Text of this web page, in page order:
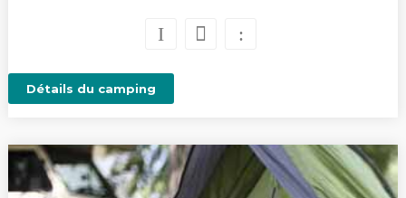
Détails du camping